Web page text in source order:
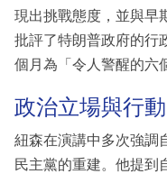
現出挑戰態度，並與早
批評了特朗普政府的行
個月為「令人警醒的六
政治立場與行動
紐森在演講中多次強調
民主黨的重建。他提到